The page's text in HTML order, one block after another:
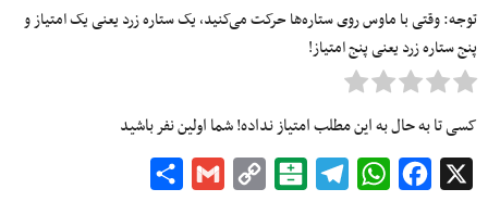
توجه: وقتی با ماوس روی ستاره‌ها حرکت می‌کنید، یک ستاره زرد یعنی یک امتیاز و
پنج ستاره زرد یعنی پنج امتیاز!
کسی تا به حال به این مطلب امتیاز نداده! شما اولین نفر باشید
Facebook
WhatsApp
Telegram
Balatarin
Copy
Gmail